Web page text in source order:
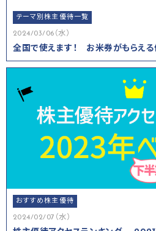
テーマ別株主優待一覧
2024/03/06（水）
全国で使えます！ お米券がもらえる
おすすめ株主優待
2024/02/07（水）